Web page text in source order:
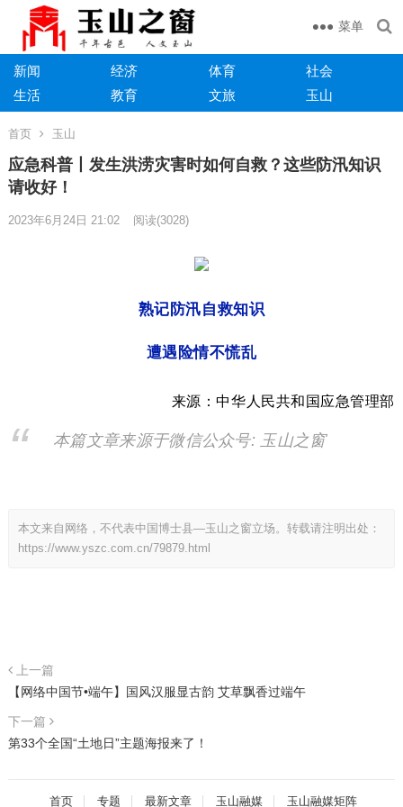
菜单
新闻 经济 体育
社会
生活
教育 文旅 玉山
首页 玉山
​应急科普丨发生洪涝灾害时如何自救？这些防汛知识
请收好！
2023年6月24日 21:02 阅读(3028)
熟记防汛自救知识
遭遇险情不慌乱
来源：中华人民共和国应急管理部
本篇文章来源于微信公众号: 玉山之窗
本文来自网络，不代表中国博士县—玉山之窗立场。转载请注明出处：
https://www.yszc.com.cn/79879.html
上一篇
【网络中国节•端午】国风汉服显古韵 艾草飘香过端午
下一篇
第33个全国“土地日”主题海报来了！
首页 专题 最新文章 玉山融媒 玉山融媒矩阵